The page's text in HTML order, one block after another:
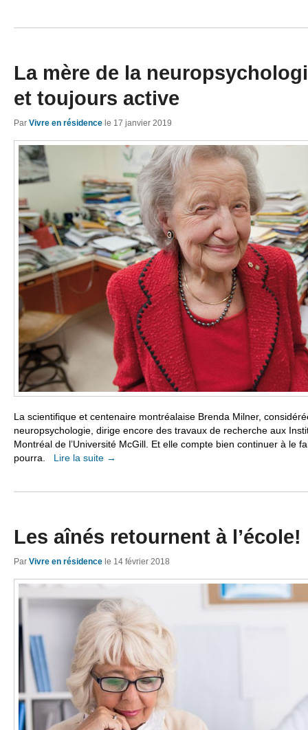
La mère de la
et toujours active
Par Vivre en résidence le 17 janvier 2019
La scientifique et centenaire montréalaise Brenda Milner,
neuropsychologie, dirige encore des travaux de recherche aux
Montréal de l’Université McGill. Et elle compte bien continuer à le
pourra.
Lire la suite →
Les aînés retournent à l’école!
Par Vivre en résidence le 14 février 2018